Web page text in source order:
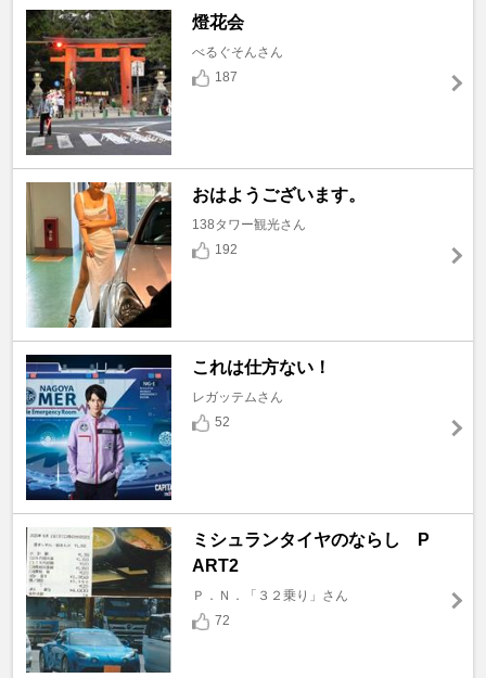
燈花会
べるぐそんさん
187
おはようございます。
138タワー観光さん
192
これは仕方ない！
レガッテムさん
52
ミシュランタイヤのならし P
ART2
Ｐ．Ｎ．「３２乗り」さん
72